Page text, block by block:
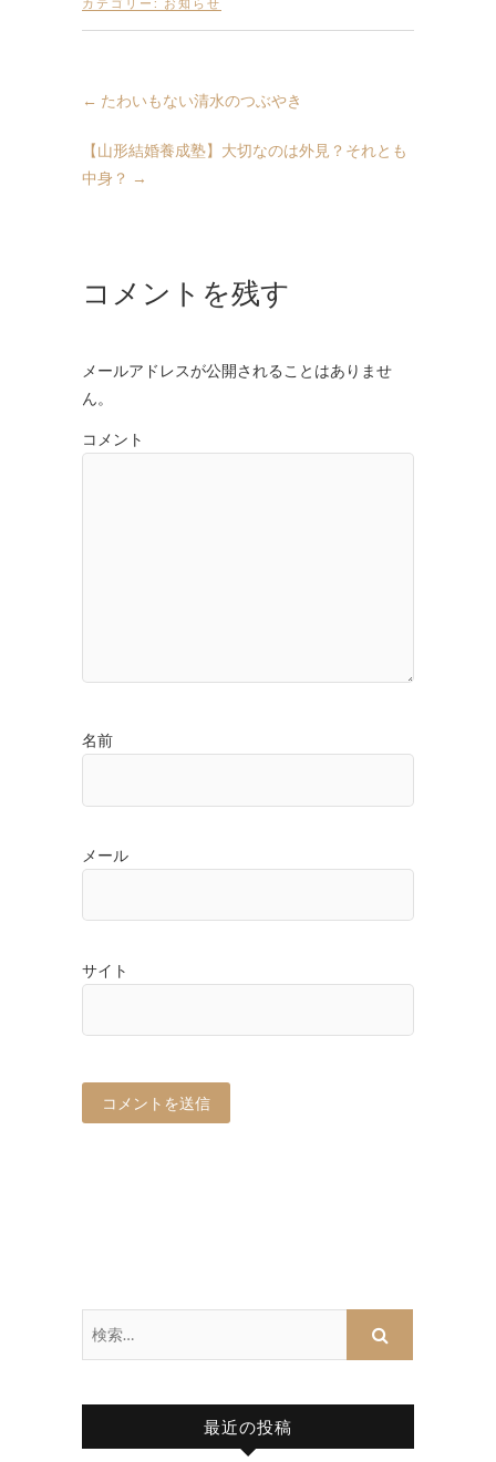
← たわいもない清水のつぶやき
【山形結婚養成塾】大切なのは外見？それとも
中身？ →
コメントを残す
メールアドレスが公開されることはありませ
ん。
コメント
名前
メール
サイト
最近の投稿